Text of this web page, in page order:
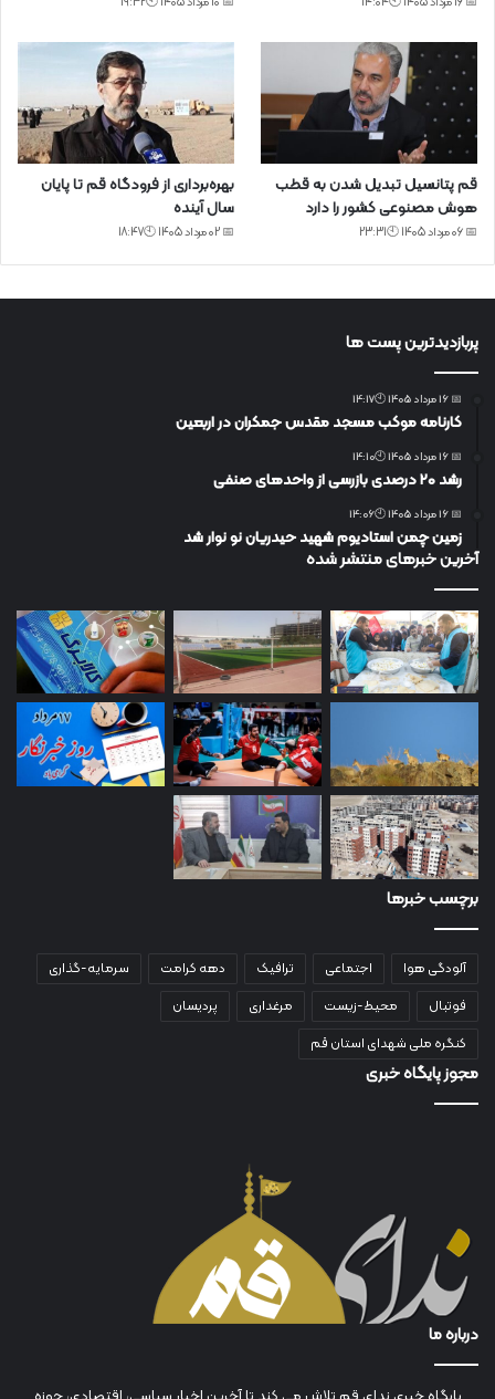
قم پتانسیل تبدیل شدن به قطب
هوش مصنوعی کشور را دارد
📅 06 مرداد 1405 🕙23:31
بهره‌برداری از فرودگاه قم تا پایان
سال آینده
📅 02 مرداد 1405 🕙18:47
پربازدیدترین پست ها
📅 16 مرداد 1405 🕙14:17
کارنامه موکب مسجد مقدس جمکران در اربعین
📅 16 مرداد 1405 🕙14:10
رشد ۲۰ درصدی بازرسی‌ از واحد‌های صنفی
📅 16 مرداد 1405 🕙14:06
زمین چمن استادیوم شهید حیدریان نو نوار شد
آخرین خبرهای منتشر شده
برچسب خبرها
آلودگی هوا اجتماعی ترافیک دهه کرامت
سرمایه-گذاری
فوتبال
محیط-زیست مرغداری
پردیسان
کنگره ملی شهدای استان قم
مجوز پایگاه خبری
درباره ما